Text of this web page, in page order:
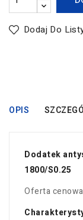
Dodaj Do
OPIS
Dodatek
1800/S0.25
Oferta